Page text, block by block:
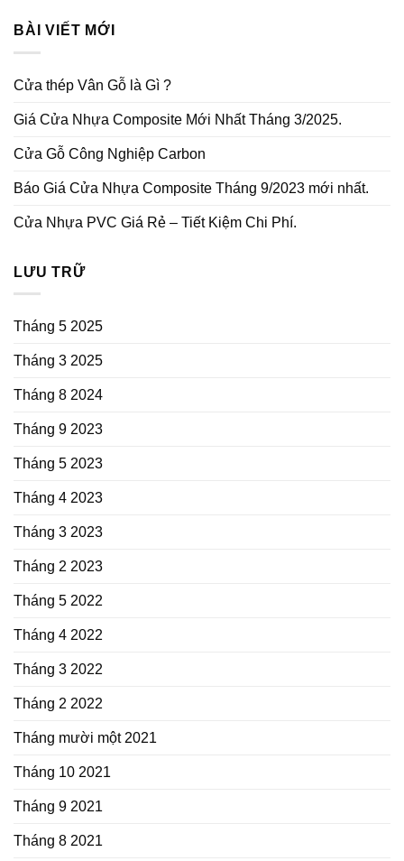
BÀI VIẾT MỚI
Cửa thép Vân Gỗ là Gì ?
Giá Cửa Nhựa Composite Mới Nhất Tháng 3/2025.
Cửa Gỗ Công Nghiệp Carbon
Báo Giá Cửa Nhựa Composite Tháng 9/2023 mới nhất.
Cửa Nhựa PVC Giá Rẻ – Tiết Kiệm Chi Phí.
LƯU TRỮ
Tháng 5 2025
Tháng 3 2025
Tháng 8 2024
Tháng 9 2023
Tháng 5 2023
Tháng 4 2023
Tháng 3 2023
Tháng 2 2023
Tháng 5 2022
Tháng 4 2022
Tháng 3 2022
Tháng 2 2022
Tháng mười một 2021
Tháng 10 2021
Tháng 9 2021
Tháng 8 2021